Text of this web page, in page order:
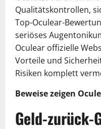
Qualitätskontrollen,
Top-Oculear-
seriöses
Oculear offizielle
Vorteile und
Risiken komplett
Beweise zeigen
Geld-zurück-